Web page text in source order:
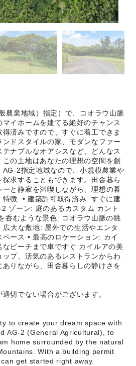
農業地域）指定）で、コオラウ山脈
イホームを建てる絶好のチャンス
済みですので、すぐに着工できま
ドスタイルの家、モダンなファー
ナブルなオアシスなど、どんなス
の土地はあなたの理想の空間を創
2指定地域なので、小規模農業や
求することもできます。田舎暮ら
ーと静寂を満喫しながら、理想の暮
特徴: • 建築許可取得済み: すぐに建
ゾーン: 庭のあるカスタム カント
呑むような景色: コオラウ山脈の眺
大な敷地: 屋外での生活やエンタ
ース • 最高のロケーション: カイ
ビーチまで車ですぐ カイルアの美
ップ、活気のあるレストランからわ
りながら、田舎暮らしの静けさを
切でない場合がございます。
to create your dream space with
AG-2 (General Agricultural), to
home surrounded by the natural
With a building permit
get started right away.